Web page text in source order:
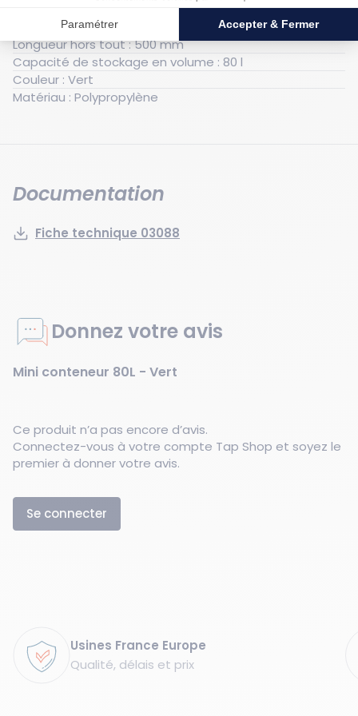
Largeur hors tout : 380 mm
Longueur hors tout : 500 mm
Capacité de stockage en volume : 80 l
Couleur : Vert
Matériau : Polypropylène
Documentation
Fiche technique 03088
Donnez votre avis
Mini conteneur 80L - Vert
Ce produit n’a pas encore d’avis.
Connectez-vous à votre compte Tap Shop et soyez le
premier à donner votre avis.
Se connecter
Usines France Europe
Qualité, délais et prix